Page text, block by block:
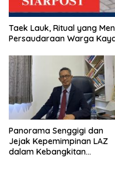
Taek Lauk, Ritual yang
Persaudaraan Warga
Panorama Senggigi dan
Jejak Kepemimpinan LAZ
dalam Kebangkitan